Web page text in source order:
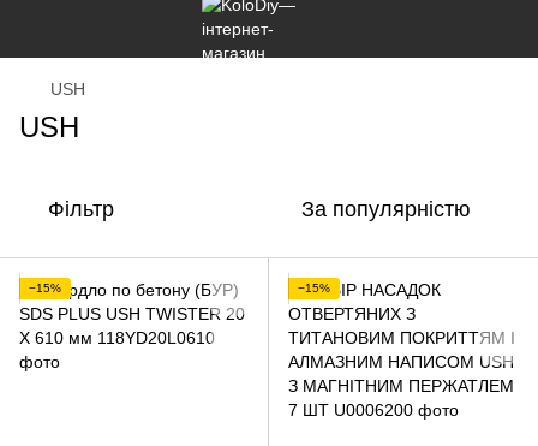
USH
USH
Фільтр За популярністю
−15% −15%